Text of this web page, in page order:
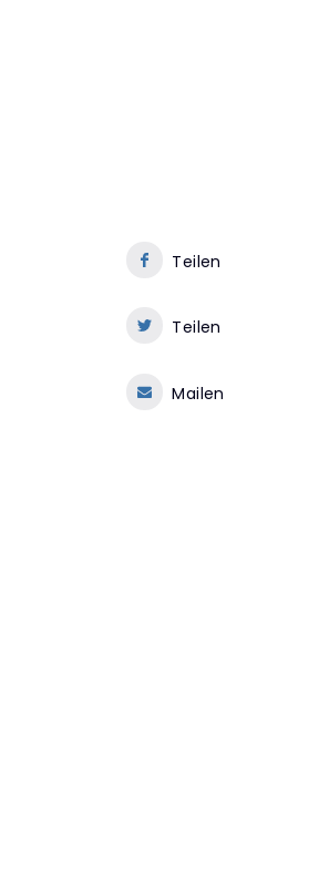
Teilen
Teilen
Mailen